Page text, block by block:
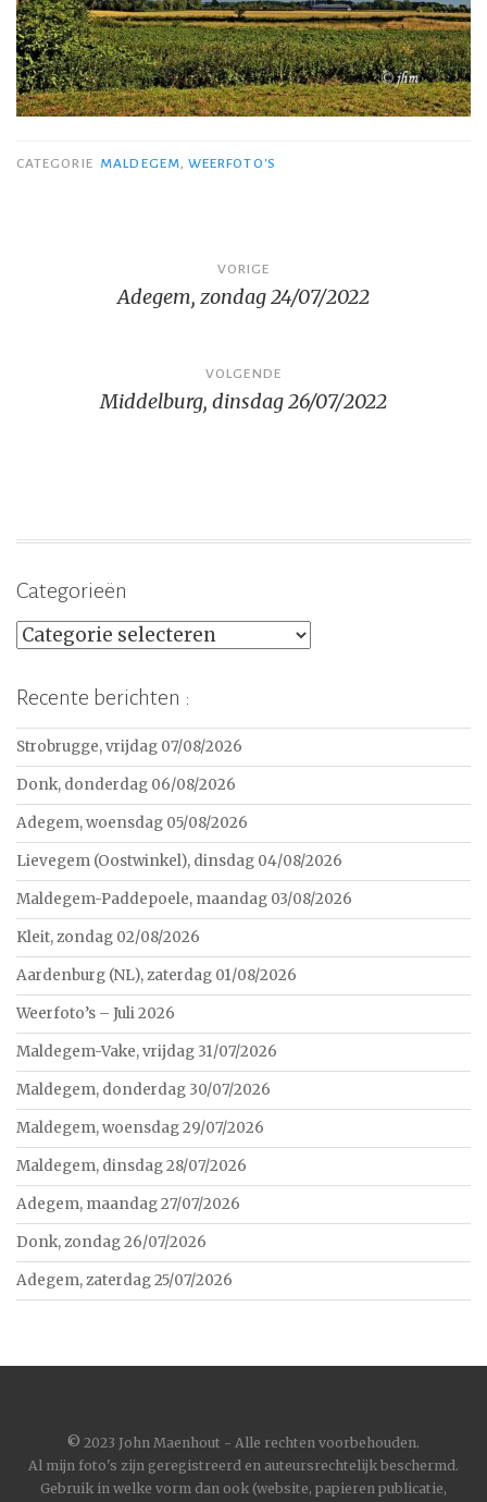
CATEGORIE MALDEGEM, WEERFOTO'S
navigatie
VORIGE
Adegem, zondag 24/07/2022
VOLGENDE
Middelburg, dinsdag 26/07/2022
Categorieën
Categorieën
Recente berichten :
Strobrugge, vrijdag 07/08/2026
Donk, donderdag 06/08/2026
Adegem, woensdag 05/08/2026
Lievegem (Oostwinkel), dinsdag 04/08/2026
Maldegem-Paddepoele, maandag 03/08/2026
Kleit, zondag 02/08/2026
Aardenburg (NL), zaterdag 01/08/2026
Weerfoto’s – Juli 2026
Maldegem-Vake, vrijdag 31/07/2026
Maldegem, donderdag 30/07/2026
Maldegem, woensdag 29/07/2026
Maldegem, dinsdag 28/07/2026
Adegem, maandag 27/07/2026
Donk, zondag 26/07/2026
Adegem, zaterdag 25/07/2026
© 2023 John Maenhout - Alle rechten voorbehouden.
Al mijn foto's zijn geregistreerd en auteursrechtelijk beschermd.
Gebruik in welke vorm dan ook (website, papieren publicatie,